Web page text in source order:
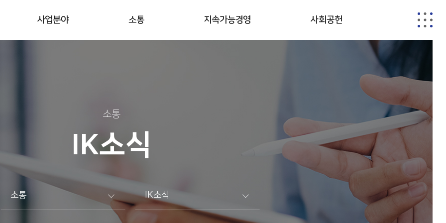
사업분야 소통 지속가능경영 사회공헌
소통
IK소식
소통 IK소식